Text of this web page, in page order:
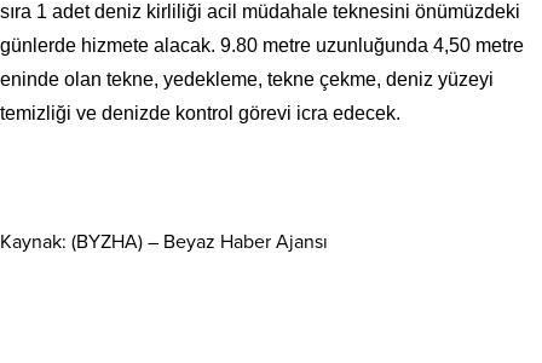
sıra 1 adet deniz kirliliği acil müdahale teknesini önümüzdeki
günlerde hizmete alacak. 9.80 metre uzunluğunda 4,50 metre
eninde olan tekne, yedekleme, tekne çekme, deniz yüzeyi
temizliği ve denizde kontrol görevi icra edecek.
Kaynak: (BYZHA) – Beyaz Haber Ajansı